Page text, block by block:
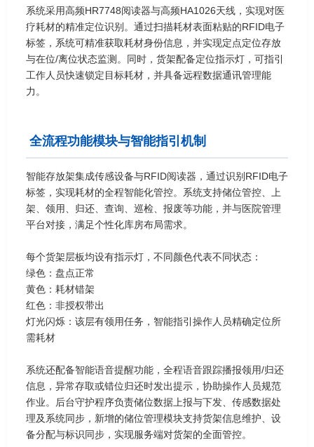
系统采用高频HR7748阅读器与高频HA1026天线，实现对医
疗耗材的精准定位识别。通过扫描耗材表面粘贴的RFID电子
标签，系统可精准获取耗材身份信息，并实现定点定位存放
与在位/离位状态监测。同时，货架配备定位指示灯，可指引
工作人员快速锁定目标耗材，并具备远程数据通讯管理能
力。
全流程功能模块与智能指引机制
智能存放架集成传感设备与RFID阅读器，通过识别RFID电子
标签，实现耗材的全程智能化管控。系统支持储位管控、上
架、领用、归还、查询、巡检、报废等功能，并与医院管理
平台对接，满足个性化库房布局需求。
每个货架层板均设有指示灯，不同颜色代表不同状态：
绿色：盘点正常
黄色：耗材错架
红色：非授权带出
灯光闪烁：该层有领用任务，智能指引操作人员精确定位所
需耗材
系统还配备智能语音提醒功能，全程语音跟踪播报领用/归还
信息，异常存取或错位归还时发出提示，协助操作人员规范
作业。后台守护程序负责储位数据上报与下发、传感数据处
理及系统同步，新增的储位管理模块支持货架信息维护、设
备分配与标识同步，实现服务端对货架的全面管控。